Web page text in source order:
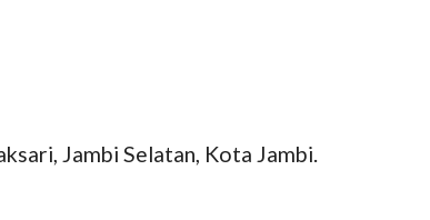
Jambi Selatan, Kota Jambi.